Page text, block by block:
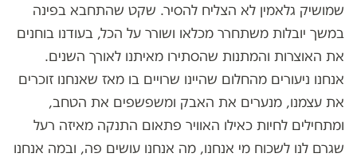
שמושיק גלאמין לא הצליח להסיר. שקט שהתחבא בפינה
במשך יובלות משתחרר מכלאו ושורר על הכל, בעודנו בוחנים
את האוצרות והמתנות שהסתירו מאיתנו לאורך השנים.
אנחנו ניעורים מהחלום שהיינו שרויים בו מאז שאנחנו זוכרים
את עצמנו, מנערים את האבק ומשפשפים את הטחב,
ומתחילים לחיות כאילו האוויר פתאום התנקה מאיזה רעל
שגרם לנו לשכוח מי אנחנו, מה אנחנו עושים פה, ובמה אנחנו